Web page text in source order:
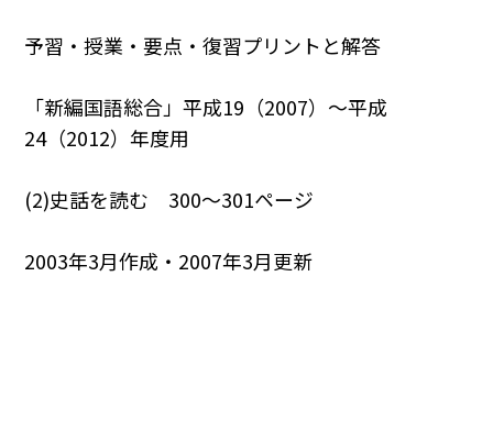
予習・授業・要点・復習プリントと解答
「新編国語総合」平成19（2007）～平成
24（2012）年度用
(2)史話を読む 300～301ページ
2003年3月作成・2007年3月更新